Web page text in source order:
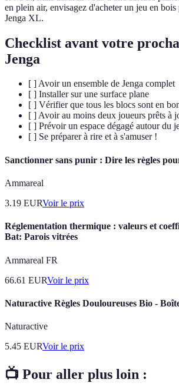
en plein air, envisagez d'acheter un jeu en
Jenga XL.
Checklist avant votre
Jenga
[ ] Avoir un ensemble de Jenga complet
[ ] Installer sur une surface plane
[ ] Vérifier que tous les blocs sont en
[ ] Avoir au moins deux joueurs prêts à
[ ] Prévoir un espace dégagé autour du
[ ] Se préparer à rire et à s'amuser !
Sanctionner sans punir : Dire les règles
Ammareal
3.19 EURVoir le prix
Réglementation thermique : valeurs et
Bat: Parois vitrées
Ammareal FR
66.61 EURVoir le prix
Naturactive Règles Douloureuses Bio -
Naturactive
5.45 EURVoir le prix
📺 Pour aller plus loin :